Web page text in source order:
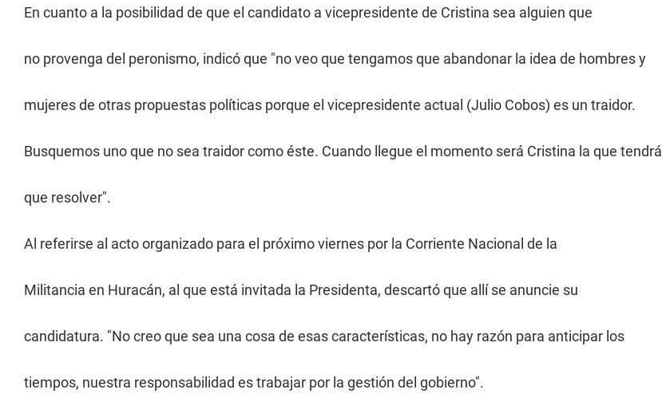
En cuanto a la posibilidad de que el candidato a vicepresidente de Cristina sea alguien que
no provenga del peronismo, indicó que "no veo que tengamos que abandonar la idea de hombres y
mujeres de otras propuestas políticas porque el vicepresidente actual (Julio Cobos) es un traidor.
Busquemos uno que no sea traidor como éste. Cuando llegue el momento será Cristina la que tendrá
que resolver".
Al referirse al acto organizado para el próximo viernes por la Corriente Nacional de la
Militancia en Huracán, al que está invitada la Presidenta, descartó que allí se anuncie su
candidatura. "No creo que sea una cosa de esas características, no hay razón para anticipar los
tiempos, nuestra responsabilidad es trabajar por la gestión del gobierno".